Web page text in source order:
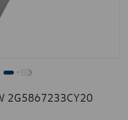
2G5867233CY20